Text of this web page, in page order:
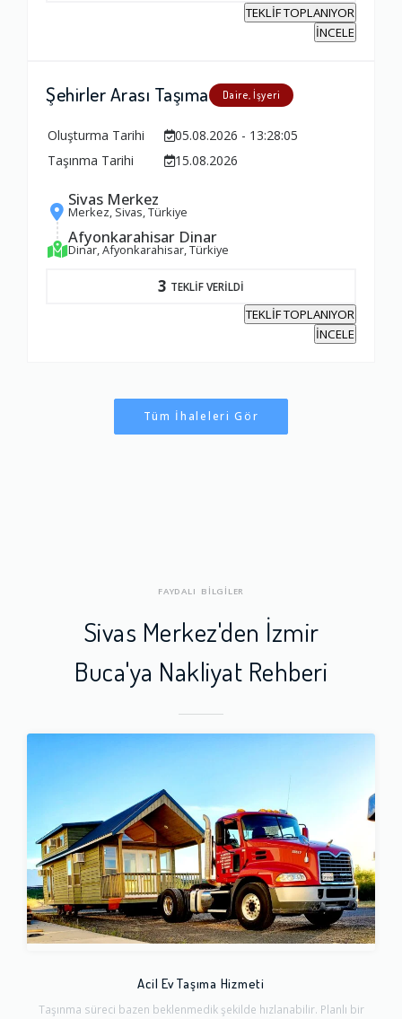
TEKLİF TOPLANIYOR
İNCELE
Şehirler Arası Taşıma Daire, İşyeri
Oluşturma Tarihi
05.08.2026 - 13:28:05
Taşınma Tarihi
15.08.2026
Sivas Merkez
Merkez, Sivas, Türkiye
Afyonkarahisar Dinar
Dinar, Afyonkarahisar, Türkiye
3 TEKLİF VERİLDİ
TEKLİF TOPLANIYOR
İNCELE
Tüm İhaleleri Gör
FAYDALI BİLGİLER
Sivas Merkez'den İzmir
Buca'ya Nakliyat Rehberi
Acil Ev Taşıma Hizmeti
Taşınma süreci bazen beklenmedik şekilde hızlanabilir. Planlı bir